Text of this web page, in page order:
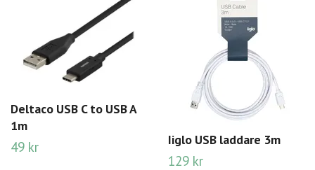
Deltaco USB C to USB A
1m
49 kr Iiglo USB laddare 3m
129 kr